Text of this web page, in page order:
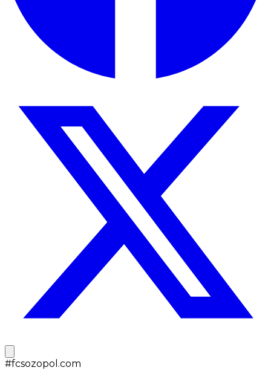
#fcsozopol.com